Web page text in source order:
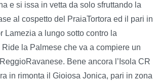
e si issa in vetta da solo sfruttando la
al cospetto del PraiaTortora ed il pari in
Lamezia a lungo sotto contro la
la Palmese che va a compiere un
Bene ancora l’Isola CR
in rimonta il Gioiosa Jonica, pari in zona